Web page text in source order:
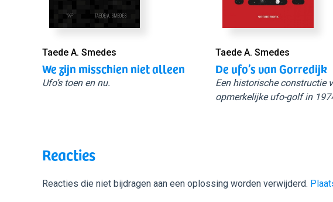
Taede A. Smedes
We zijn misschien niet alleen
Ufo’s toen en nu.
Taede A. Smedes
De ufo’s van Gorredijk
Een historische constructie
opmerkelijke ufo-golf in
Reacties
Reacties die niet bijdragen aan een oplossing worden verwijderd.